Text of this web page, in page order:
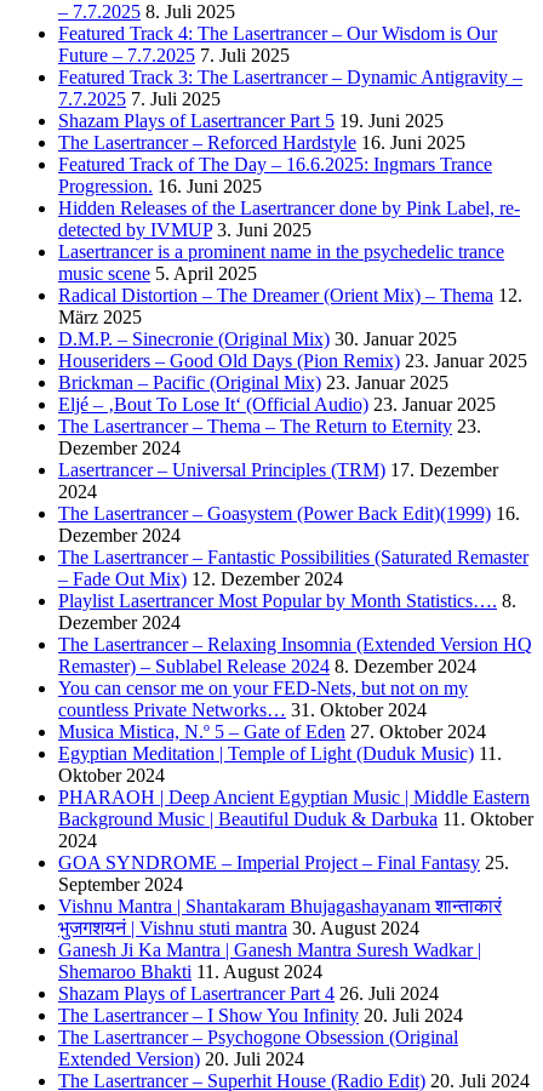
– 7.7.2025 8. Juli 2025
Featured Track 4: The Lasertrancer – Our Wisdom is Our
Future – 7.7.2025 7. Juli 2025
Featured Track 3: The Lasertrancer – Dynamic Antigravity –
7.7.2025 7. Juli 2025
Shazam Plays of Lasertrancer Part 5 19. Juni 2025
The Lasertrancer – Reforced Hardstyle 16. Juni 2025
Featured Track of The Day – 16.6.2025: Ingmars Trance
Progression. 16. Juni 2025
Hidden Releases of the Lasertrancer done by Pink Label, re-
detected by IVMUP 3. Juni 2025
Lasertrancer is a prominent name in the psychedelic trance
music scene 5. April 2025
Radical Distortion – The Dreamer (Orient Mix) – Thema 12.
März 2025
D.M.P. – Sinecronie (Original Mix) 30. Januar 2025
Houseriders – Good Old Days (Pion Remix) 23. Januar 2025
Brickman – Pacific (Original Mix) 23. Januar 2025
Eljé – ‚Bout To Lose It‘ (Official Audio) 23. Januar 2025
The Lasertrancer – Thema – The Return to Eternity 23.
Dezember 2024
Lasertrancer – Universal Principles (TRM) 17. Dezember
2024
The Lasertrancer – Goasystem (Power Back Edit)(1999) 16.
Dezember 2024
The Lasertrancer – Fantastic Possibilities (Saturated Remaster
– Fade Out Mix) 12. Dezember 2024
Playlist Lasertrancer Most Popular by Month Statistics…. 8.
Dezember 2024
The Lasertrancer – Relaxing Insomnia (Extended Version HQ
Remaster) – Sublabel Release 2024 8. Dezember 2024
You can censor me on your FED-Nets, but not on my
countless Private Networks… 31. Oktober 2024
Musica Mistica, N.º 5 – Gate of Eden 27. Oktober 2024
Egyptian Meditation | Temple of Light (Duduk Music) 11.
Oktober 2024
PHARAOH | Deep Ancient Egyptian Music | Middle Eastern
Background Music | Beautiful Duduk & Darbuka 11. Oktober
2024
GOA SYNDROME – Imperial Project – Final Fantasy 25.
September 2024
Vishnu Mantra | Shantakaram Bhujagashayanam शान्ताकारं
भुजगशयनं | Vishnu stuti mantra 30. August 2024
Ganesh Ji Ka Mantra | Ganesh Mantra Suresh Wadkar |
Shemaroo Bhakti 11. August 2024
Shazam Plays of Lasertrancer Part 4 26. Juli 2024
The Lasertrancer – I Show You Infinity 20. Juli 2024
The Lasertrancer – Psychogone Obsession (Original
Extended Version) 20. Juli 2024
The Lasertrancer – Superhit House (Radio Edit) 20. Juli 2024